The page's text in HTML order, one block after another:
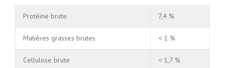
Protéine brute 7,4 %
Matières grasses brutes < 1 %
Cellulose brute < 1,7 %